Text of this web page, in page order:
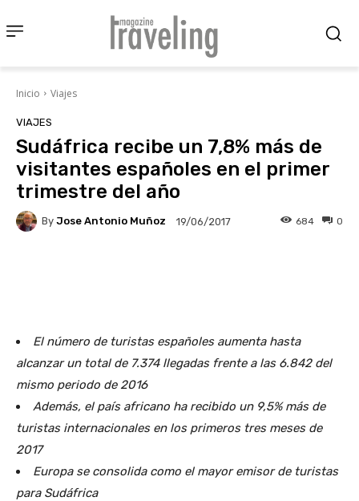
Inicio Viajes
VIAJES
Sudáfrica recibe un 7,8% más de
visitantes españoles en el primer
trimestre del año
By Jose Antonio Muñoz 19/06/2017 0
684
El número de turistas españoles aumenta hasta
alcanzar un total de 7.374 llegadas frente a las 6.842 del
mismo periodo de 2016
Además, el país africano ha recibido un 9,5% más de
turistas internacionales en los primeros tres meses de
2017
Europa se consolida como el mayor emisor de turistas
para Sudáfrica